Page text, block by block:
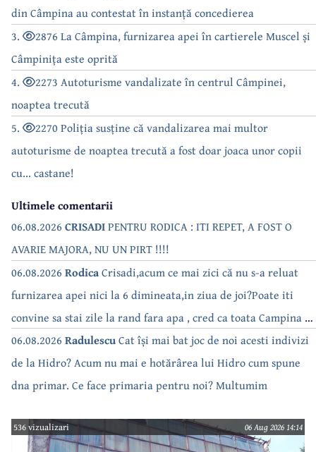
din Câmpina au contestat în instanță concedierea
3.
2876 La Câmpina, furnizarea apei în cartierele Muscel și
Câmpinița este oprită
4.
2273 Autoturisme vandalizate în centrul Câmpinei,
noaptea trecută
5.
2270 Poliția susține că vandalizarea mai multor
autoturisme de noaptea trecută a fost doar joaca unor copii
cu... castane!
Ultimele comentarii
06.08.2026 CRISADIPENTRU RODICA : ITI REPET, A FOST O
AVARIE MAJORA, NU UN PIRT !!!!
06.08.2026 RodicaCrisadi,acum ce mai zici că nu s-a reluat
furnizarea apei nici la 6 dimineata,in ziua de joi?Poate iti
convine sa stai zile la rand fara apa , cred ca toata Campina s-
a săturat de cate ori se tot oprește apa!!
06.08.2026 RadulescuCat își mai bat joc de noi acesti indivizi
de la Hidro? Acum nu mai e hotărârea lui Hidro cum spune
dna primar. Ce face primaria pentru noi? Multumim
536 vizualizari 06 Aug 2026 14:14